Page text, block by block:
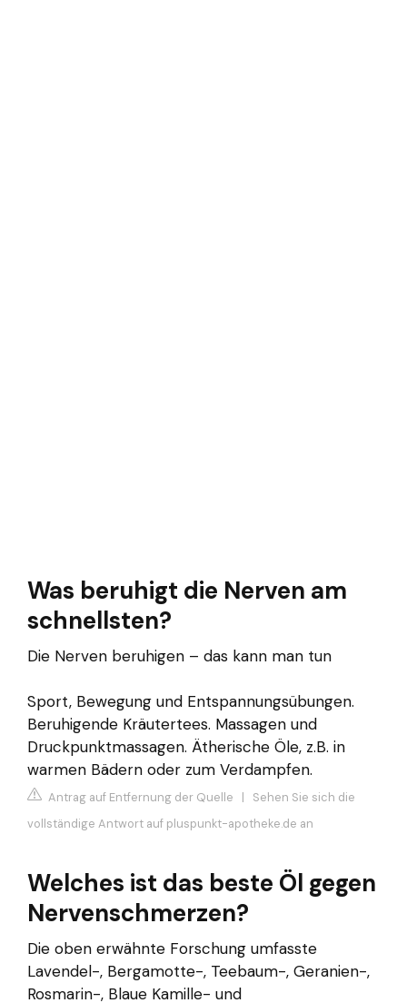
Was beruhigt die Nerven am
schnellsten?
Die Nerven beruhigen – das kann man tun
Sport, Bewegung und Entspannungsübungen.
Beruhigende Kräutertees. Massagen und
Druckpunktmassagen. Ätherische Öle, z.B. in
warmen Bädern oder zum Verdampfen.
Antrag auf Entfernung der Quelle | Sehen Sie sich die
vollständige Antwort auf pluspunkt-apotheke.de an
Welches ist das beste Öl gegen
Nervenschmerzen?
Die oben erwähnte Forschung umfasste
Lavendel-, Bergamotte-, Teebaum-, Geranien-,
Rosmarin-, Blaue Kamille- und